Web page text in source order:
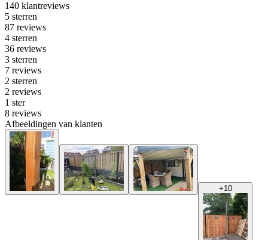
140 klantreviews
5 sterren
87 reviews
4 sterren
36 reviews
3 sterren
7 reviews
2 sterren
2 reviews
1 ster
8 reviews
Afbeeldingen van klanten
+10